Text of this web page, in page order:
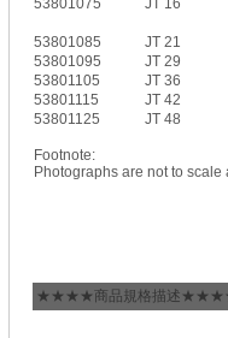
53801075
JT 16
53801085
JT 21
53801095
JT 29
53801105
JT 36
53801115
JT 42
53801125
JT 48
Footnote:
Photographs are not to
★★★★商品規格描述